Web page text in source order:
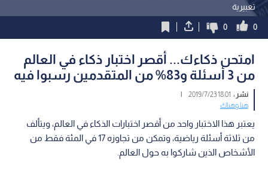
تعبيرية
0
0
امتحن ذكاءك... أقصر اختبار ذكاء في العالم
من 3 أسئلة و83% من المتقدمين رسبوا فيه
نشر : 18:01 2019/7/23
|
هنا وهناك
يعتبر هذا الاختبار واحد من أقصر اختبارات الذكاء في العالم، ويتألف
من ثلاثة أسئلة رياضية، وتمكن من تجاوزه 17 في المئة فقط من
الأشخاص الذين شاركوا به حول العالم.